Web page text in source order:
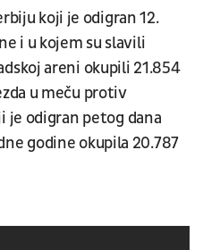
koji je odigran 12.
i u kojem su slavili
areni okupili 21.854
u meču protiv
je odigran petog dana
godine okupila 20.787